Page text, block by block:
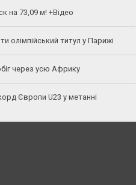
на 73,09 м! +Відео
олімпійський титул у Парижі
через усю Африку
Європи U23 у метанні